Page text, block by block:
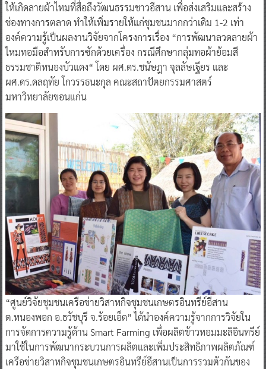
ให้เกิดลายผ้าไหมที่สื่อถึงวัฒนธรรมชาวอีสาน เพื่อส่งเสริมและสร้าง
ช่องทางการตลาด ทำให้เพิ่มรายให้แก่ชุมชนมากกว่าเดิม 1-2 เท่า
องค์ความรู้เป็นผลงานวิจัยจากโครงการเรื่อง “การพัฒนาลวดลายผ้า
ไหมทอมือสำหรับการซักด้วยเครื่อง กรณีศึกษากลุ่มทอผ้าย้อมสี
ธรรมชาติหนองบัวแดง“ โดย ผศ.ดร.ชนัษฎา จุลลัษเฐียร และ
ผศ.ดร.ดลฤทัย โกวรรธนะกุล คณะสถาปัตยกรรมศาสตร์
มหาวิทยาลัยขอนแก่น
“ศูนย์วิจัยชุมชนเครือข่ายวิสาหกิจชุมชนเกษตรอินทรีย์อีสาน
ต.หนองพอก อ.ธวัชบุรี จ.ร้อยเอ็ด” ได้นำองค์ความรู้จากการวิจัยใน
การจัดการความรู้ด้าน Smart Farming เพื่อผลิตข้าวหอมมะลิอินทรีย์
มาใช้ในการพัฒนากระบวนการผลิตและเพิ่มประสิทธิภาพผลิตภัณฑ์
เครือข่ายวิสาหกิจชุมชนเกษตรอินทรีย์อีสานเป็นการรวมตัวกันของ